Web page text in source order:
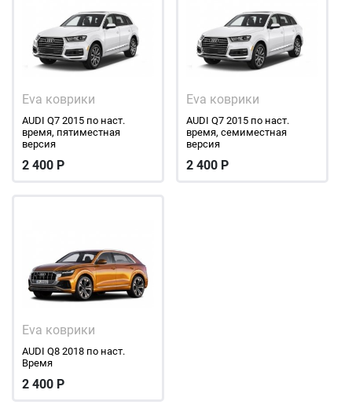
Eva коврики
AUDI Q7 2015 по наст.
время, пятиместная
версия
2 400 Р
Eva коврики
AUDI Q7 2015 по наст.
время, семиместная
версия
2 400 Р
Eva коврики
AUDI Q8 2018 по наст.
Время
2 400 Р